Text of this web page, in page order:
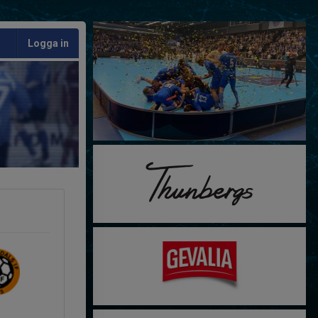
Logga in